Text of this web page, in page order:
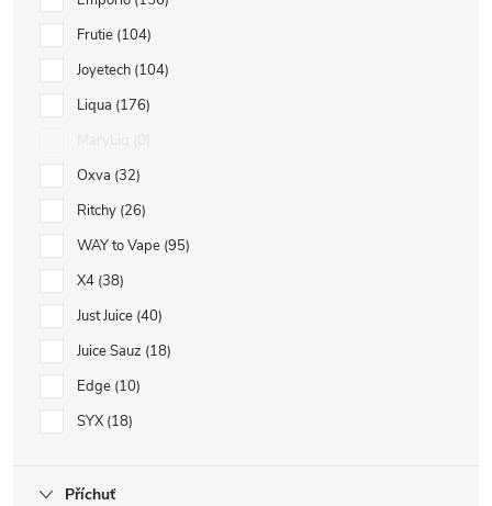
Frutie 104
Joyetech 104
Liqua 176
Oxva 32
Ritchy 26
WAY to Vape 95
X4 38
Just Juice 40
Juice Sauz 18
Edge 10
SYX 18
Příchuť